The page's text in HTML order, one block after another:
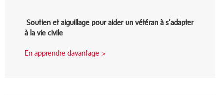
Soutien et aiguillage pour aider un vétéran à s’adapter
à la vie civile
En apprendre davantage >